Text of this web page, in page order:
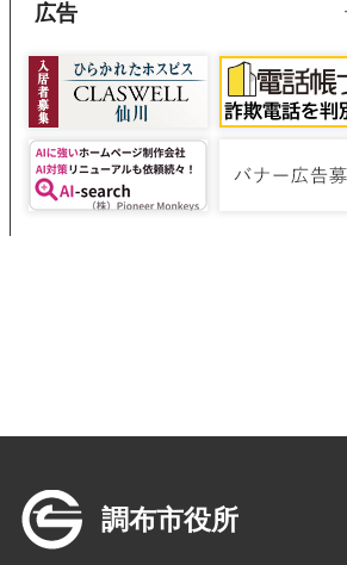
広告
調布市役所